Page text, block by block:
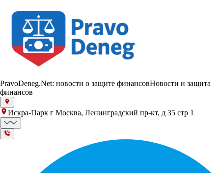
PravoDeneg.Net: новости о защите финансовНовости и защита
финансов
Искра-Парк г Москва, Ленинградский пр-кт, д 35 стр 1